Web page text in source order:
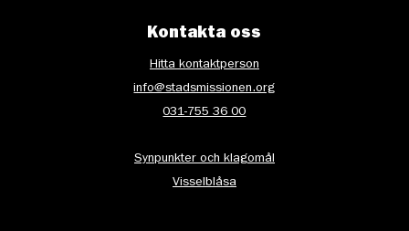
Kontakta oss
Hitta kontaktperson
info@stadsmissionen.org
031-755 36 00
Synpunkter och klagomål
Visselblåsa